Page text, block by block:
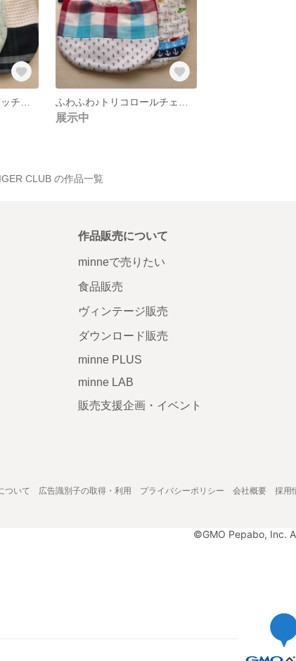
展示中
CLUB の作品一覧
作品販売について
minneで売りたい
食品販売
ヴィンテージ販売
ダウンロード販売
minne PLUS
minne LAB
販売支援企画・イベント
ついて 広告識別子の取得・利用 プライバシーポリシー 会社概要 採用
©GMO Pepabo, Inc.